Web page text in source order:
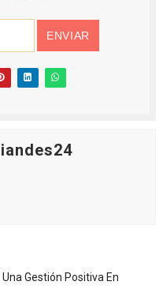
Gestión Positiva En